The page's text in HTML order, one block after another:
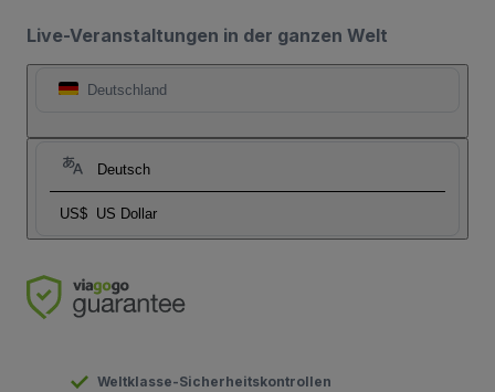
Live-Veranstaltungen in der ganzen Welt
Deutschland
Deutsch
US$ US Dollar
Weltklasse-Sicherheitskontrollen